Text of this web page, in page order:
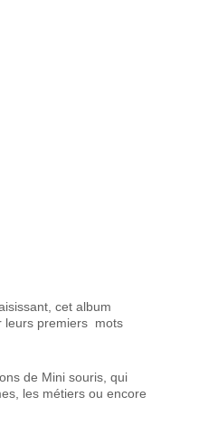
cet album
leurs premiers mots
de Mini souris, qui
les métiers ou encore